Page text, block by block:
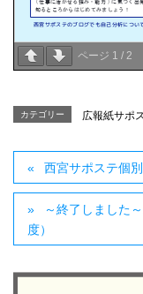
ページ 1 / 2
カテゴリー 広報紙サポ
西宮サポステ個
～終了しました
度）